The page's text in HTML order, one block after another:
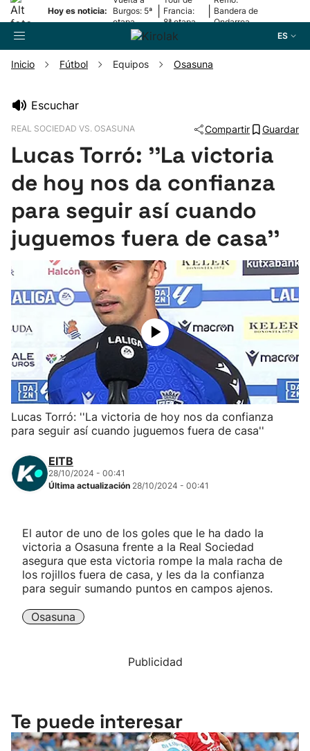
Hoy es noticia:
Burgos: 5ª
etapa
Francia:
8ª etapa
Bandera de
Ondarroa
ES
Pelota
Remo
Baloncesto
Ciclismo
Herri-kirolak
Balonmano
Kirolak 360
Carreras de montaña
"Helmuga"
Inicio Fútbol Equipos Osasuna
Escuchar
REAL SOCIEDAD VS. OSASUNA Compartir Guardar
Lucas Torró: ''La victoria
de hoy nos da confianza
para seguir así cuando
juguemos fuera de casa''
Lucas Torró: ''La victoria de hoy nos da confianza
para seguir así cuando juguemos fuera de casa''
EITB
28/10/2024 - 00:41
Última actualización 28/10/2024 - 00:41
El autor de uno de los goles que le ha dado la
victoria a Osasuna frente a la Real Sociedad
asegura que esta victoria rompe la mala racha de
los rojillos fuera de casa, y les da la confianza
para seguir sumando puntos en campos ajenos.
Osasuna
Publicidad
Te puede interesar